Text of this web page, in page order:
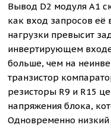
Вывод D2 модуля A1
как вход запросов её
нагрузки превысит
инвертирующем
больше, чем на
транзистор
резисторы R9 и R15
напряжения блока,
Одновременно низкий